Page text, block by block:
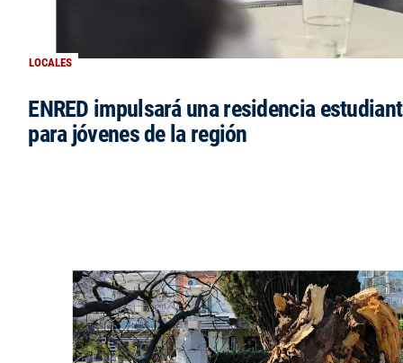
LOCALES
ENRED impulsará una residencia
para jóvenes de la región